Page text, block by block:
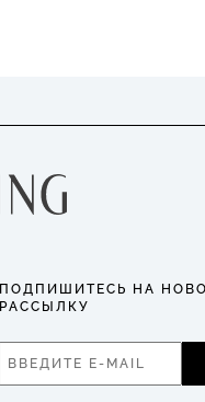
ПОДПИШИТЕСЬ НА
РАССЫЛКУ